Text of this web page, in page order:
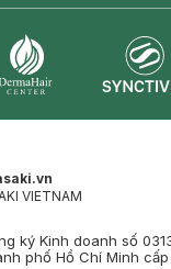
VIETNAM
ký Kinh doanh số
phố Hồ Chí Minh cấp